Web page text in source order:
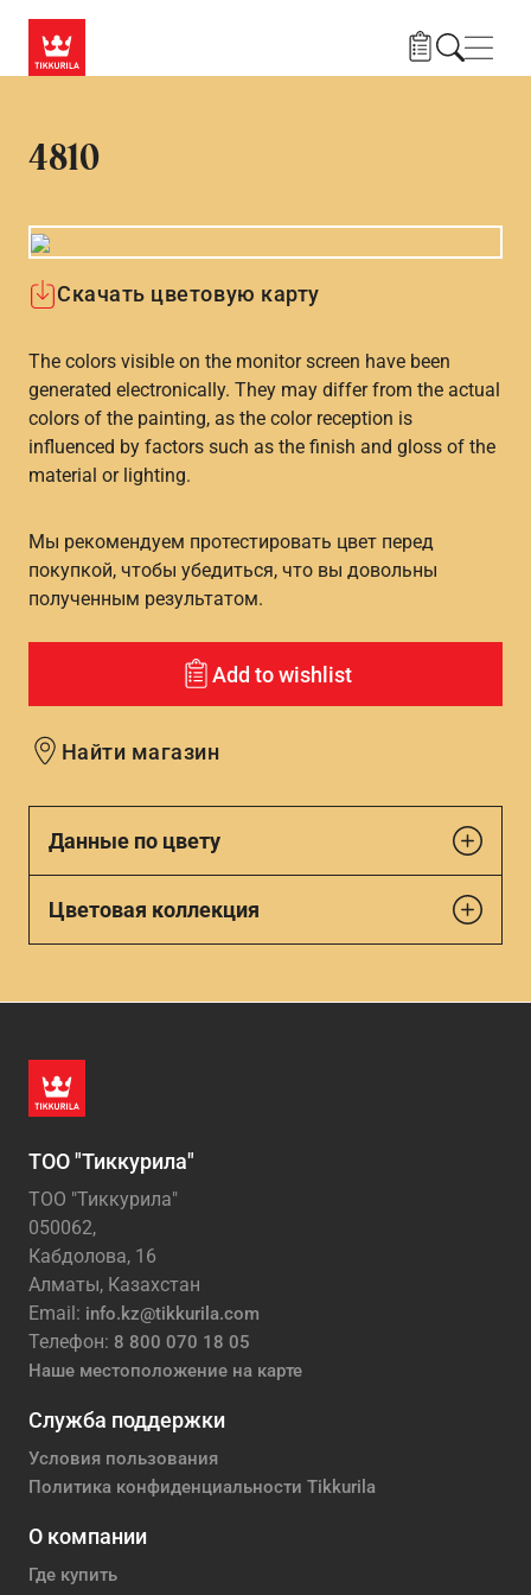
4810
Скачать цветовую карту
The colors visible on the monitor screen have been
generated electronically. They may differ from the actual
colors of the painting, as the color reception is
influenced by factors such as the finish and gloss of the
material or lighting.
Мы рекомендуем протестировать цвет перед
покупкой, чтобы убедиться, что вы довольны
полученным результатом.
Add to wishlist
Найти магазин
Данные по цвету
Цветовая коллекция
ТОО "Тиккурила"
ТОО "Тиккурила"
050062,
Кабдолова, 16
Алматы, Казахстан
Email: info.kz@tikkurila.com
Телефон: 8 800 070 18 05
Наше местоположение на карте
Служба поддержки
Условия пользования
Политика конфиденциальности Tikkurila
О компании
Где купить